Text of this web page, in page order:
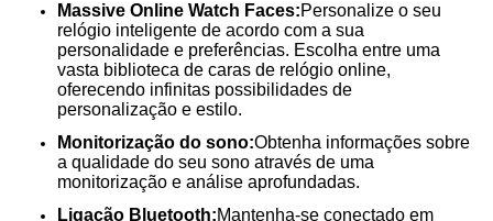
Massive Online Watch Faces:Personalize o seu
relógio inteligente de acordo com a sua
personalidade e preferências. Escolha entre uma
vasta biblioteca de caras de relógio online,
oferecendo infinitas possibilidades de
personalização e estilo.
Monitorização do sono:Obtenha informações sobre
a qualidade do seu sono através de uma
monitorização e análise aprofundadas.
Ligação Bluetooth:Mantenha-se conectado em